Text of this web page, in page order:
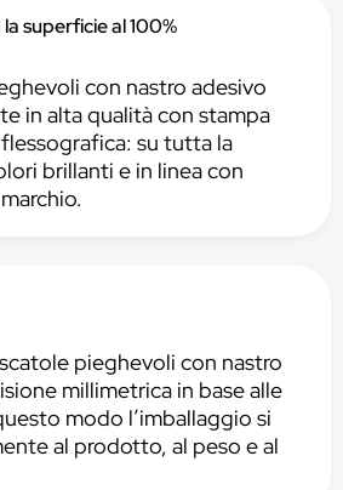
superficie al 100%
con nastro adesivo
in alta qualità con stampa
su tutta la
brillanti e in linea con
pieghevoli con nastro
millimetrica in base alle
modo l’imballaggio si
al prodotto, al peso e al